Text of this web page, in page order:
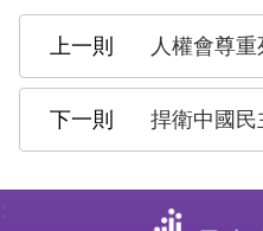
礙
鍵
人權會尊重死刑合憲（部分
捍衛中國民主與人權之西方知名漢學